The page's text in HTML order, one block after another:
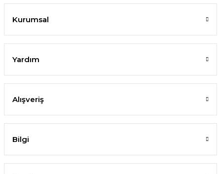
Kurumsal
Yardım
Alışveriş
Bilgi